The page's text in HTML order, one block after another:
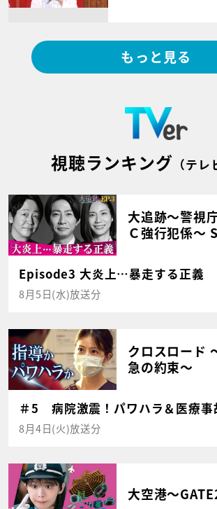
もっと見る
視聴ランキング （テレ
大追跡～警視
Ｃ強行犯係～
Episode3 大炎上…暴走する正義
8月5日(水)放送分
クロスロード
急の約束～
＃5 病院激震！パワハラ＆医療事
8月4日(火)放送分
大空港～